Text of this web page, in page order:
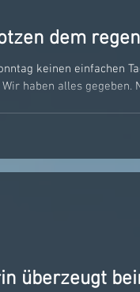
dem regen
keinen einfachen
haben alles
überzeugt